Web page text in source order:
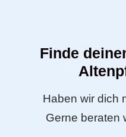
Finde
Haben wir dich
Gerne beraten